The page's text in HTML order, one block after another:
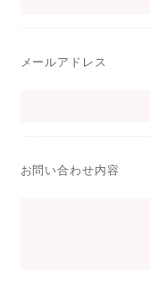
メールアドレス
お問い合わせ内容